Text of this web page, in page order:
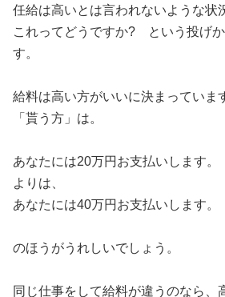
任給は高いとは言われないような状
これってどうですか? という投げ
す。
給料は高い方がいいに決まっていま
「貰う方」は。
あなたには20万円お支払いします。
よりは、
あなたには40万円お支払いします。
のほうがうれしいでしょう。
同じ仕事をして給料が違うのなら、